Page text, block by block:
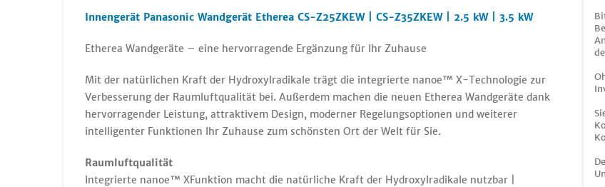
Innengerät Panasonic Wandgerät Etherea CS-Z25ZKEW | CS-Z35ZKEW | 2.5 kW | 3.5 kW
Etherea Wandgeräte – eine hervorragende Ergänzung für Ihr Zuhause
Mit der natürlichen Kraft der Hydroxylradikale trägt die integrierte nanoe™ X-Technologie zur
Verbesserung der Raumluftqualität bei. Außerdem machen die neuen Etherea Wandgeräte dank
hervorragender Leistung, attraktivem Design, moderner Regelungsoptionen und weiterer
intelligenter Funktionen Ihr Zuhause zum schönsten Ort der Welt für Sie.
Raumluftqualität
Integrierte nanoe™ XFunktion macht die natürliche Kraft der Hydroxylradikale nutzbar |